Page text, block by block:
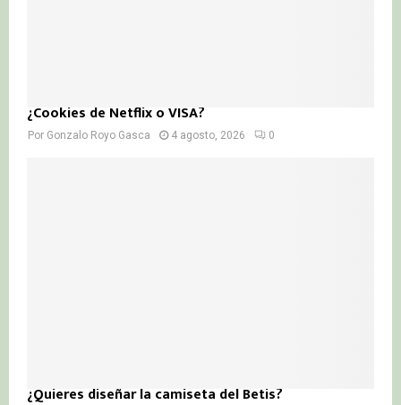
¿Cookies de Netflix o VISA?
Por Gonzalo Royo Gasca 4 agosto, 2026 0
¿Quieres diseñar la camiseta del Betis?